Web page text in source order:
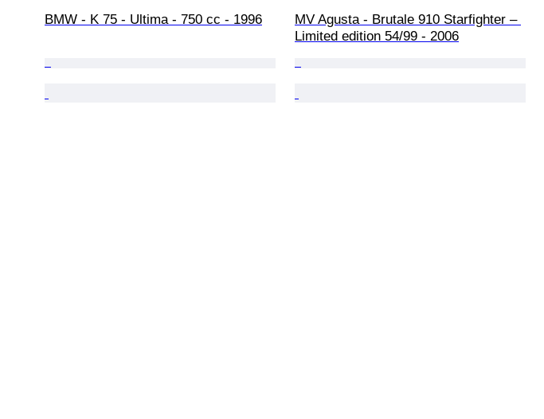
BMW - K 75 - Ultima - 750 cc - 1996
MV Agusta - Brutale 910 Starfighter –
Limited edition 54/99 - 2006